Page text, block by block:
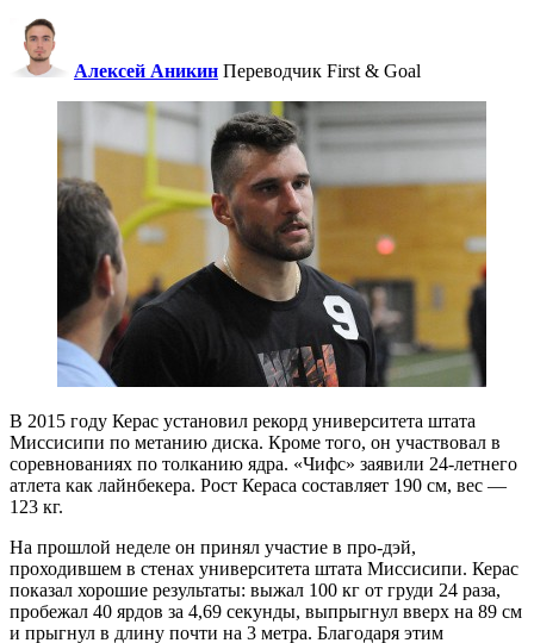
Алексей Аникин Переводчик First & Goal
В 2015 году Керас установил рекорд университета штата
Миссисипи по метанию диска. Кроме того, он участвовал в
соревнованиях по толканию ядра. «Чифс» заявили 24-летнего
атлета как лайнбекера. Рост Кераса составляет 190 см, вес —
123 кг.
На прошлой неделе он принял участие в про-дэй,
проходившем в стенах университета штата Миссисипи. Керас
показал хорошие результаты: выжал 100 кг от груди 24 раза,
пробежал 40 ярдов за 4,69 секунды, выпрыгнул вверх на 89 см
и прыгнул в длину почти на 3 метра. Благодаря этим